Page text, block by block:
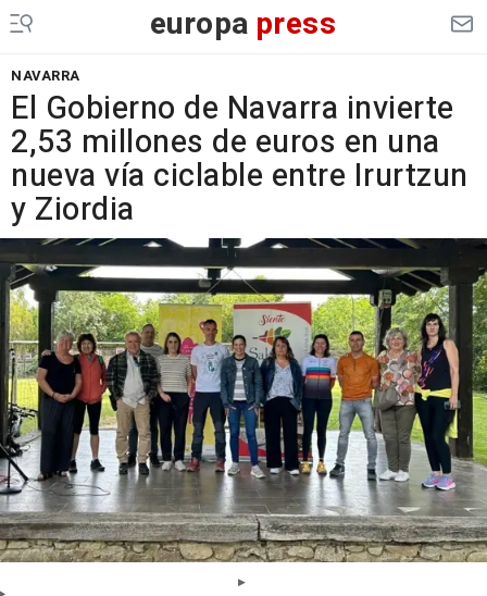
europa press
NAVARRA
El Gobierno de Navarra invierte
2,53 millones de euros en una
nueva vía ciclable entre Irurtzun
y Ziordia